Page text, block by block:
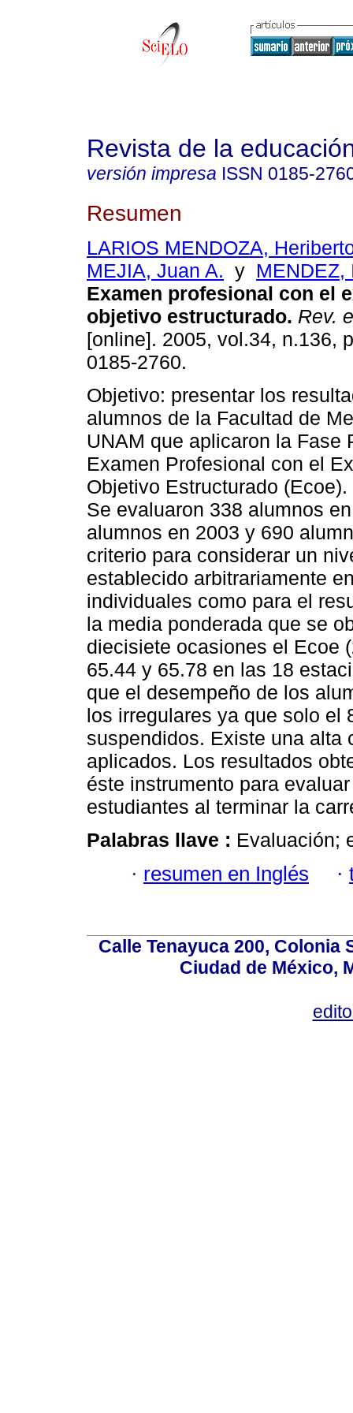
Revista de la
versión impresa ISSN 0185-
Resumen
LARIOS MENDOZA,
MEJIA, Juan A. y MENDEZ,
Examen profesional con el
objetivo estructurado. Rev.
[online]. 2005, vol.34, n.136,
0185-2760.
Objetivo: presentar los
alumnos de la Facultad de
UNAM que aplicaron la Fase
Examen Profesional con el
Objetivo Estructurado
Se evaluaron 338 alumnos
alumnos en 2003 y 690
criterio para considerar un
establecido arbitrariamente
individuales como para el
la media ponderada que se
diecisiete ocasiones el Ecoe
65.44 y 65.78 en las 18
que el desempeño de los
los irregulares ya que solo el
suspendidos. Existe una alta
aplicados. Los resultados
éste instrumento para
estudiantes al terminar la
Palabras llave : Evaluación;
· resumen en Inglés ·
Calle Tenayuca 200, Colonia
Ciudad de México,